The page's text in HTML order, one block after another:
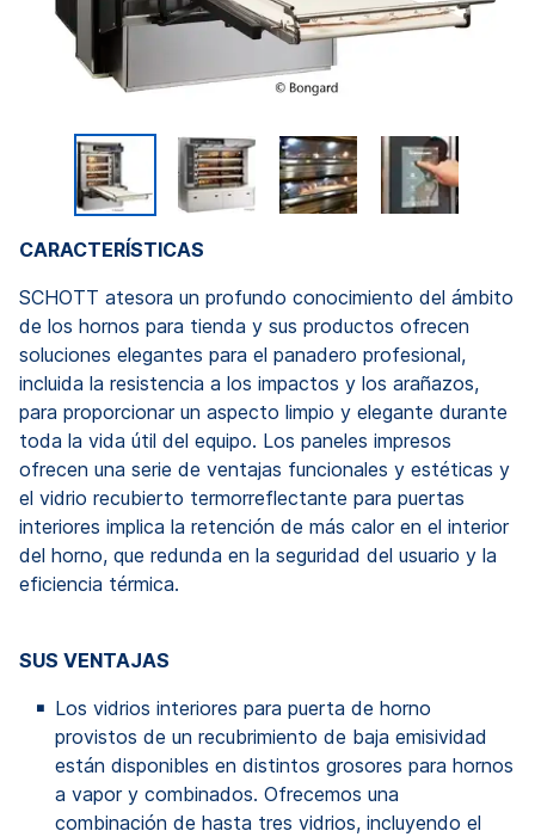
CARACTERÍSTICAS
SCHOTT atesora un profundo conocimiento del ámbito
de los hornos para tienda y sus productos ofrecen
soluciones elegantes para el panadero profesional,
incluida la resistencia a los impactos y los arañazos,
para proporcionar un aspecto limpio y elegante durante
toda la vida útil del equipo. Los paneles impresos
ofrecen una serie de ventajas funcionales y estéticas y
el vidrio recubierto termorreflectante para puertas
interiores implica la retención de más calor en el interior
del horno, que redunda en la seguridad del usuario y la
eficiencia térmica.
SUS VENTAJAS
Los vidrios interiores para puerta de horno
provistos de un recubrimiento de baja emisividad
están disponibles en distintos grosores para hornos
a vapor y combinados. Ofrecemos una
combinación de hasta tres vidrios, incluyendo el